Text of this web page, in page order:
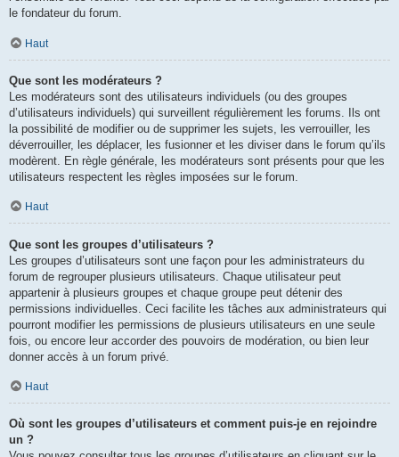
le fondateur du forum.
Haut
Que sont les modérateurs ?
Les modérateurs sont des utilisateurs individuels (ou des groupes
d’utilisateurs individuels) qui surveillent régulièrement les forums. Ils ont
la possibilité de modifier ou de supprimer les sujets, les verrouiller, les
déverrouiller, les déplacer, les fusionner et les diviser dans le forum qu’ils
modèrent. En règle générale, les modérateurs sont présents pour que les
utilisateurs respectent les règles imposées sur le forum.
Haut
Que sont les groupes d’utilisateurs ?
Les groupes d’utilisateurs sont une façon pour les administrateurs du
forum de regrouper plusieurs utilisateurs. Chaque utilisateur peut
appartenir à plusieurs groupes et chaque groupe peut détenir des
permissions individuelles. Ceci facilite les tâches aux administrateurs qui
pourront modifier les permissions de plusieurs utilisateurs en une seule
fois, ou encore leur accorder des pouvoirs de modération, ou bien leur
donner accès à un forum privé.
Haut
Où sont les groupes d’utilisateurs et comment puis-je en rejoindre
un ?